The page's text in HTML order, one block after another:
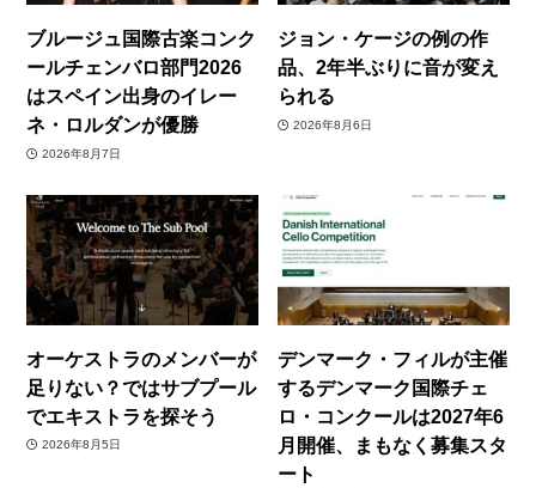
ブルージュ国際古楽コンク
ールチェンバロ部門2026
はスペイン出身のイレー
ネ・ロルダンが優勝
2026年8月7日
ジョン・ケージの例の作
品、2年半ぶりに音が変え
られる
2026年8月6日
オーケストラのメンバーが
足りない？ではサブプール
でエキストラを探そう
2026年8月5日
デンマーク・フィルが主催
するデンマーク国際チェ
ロ・コンクールは2027年6
月開催、まもなく募集スタ
ート